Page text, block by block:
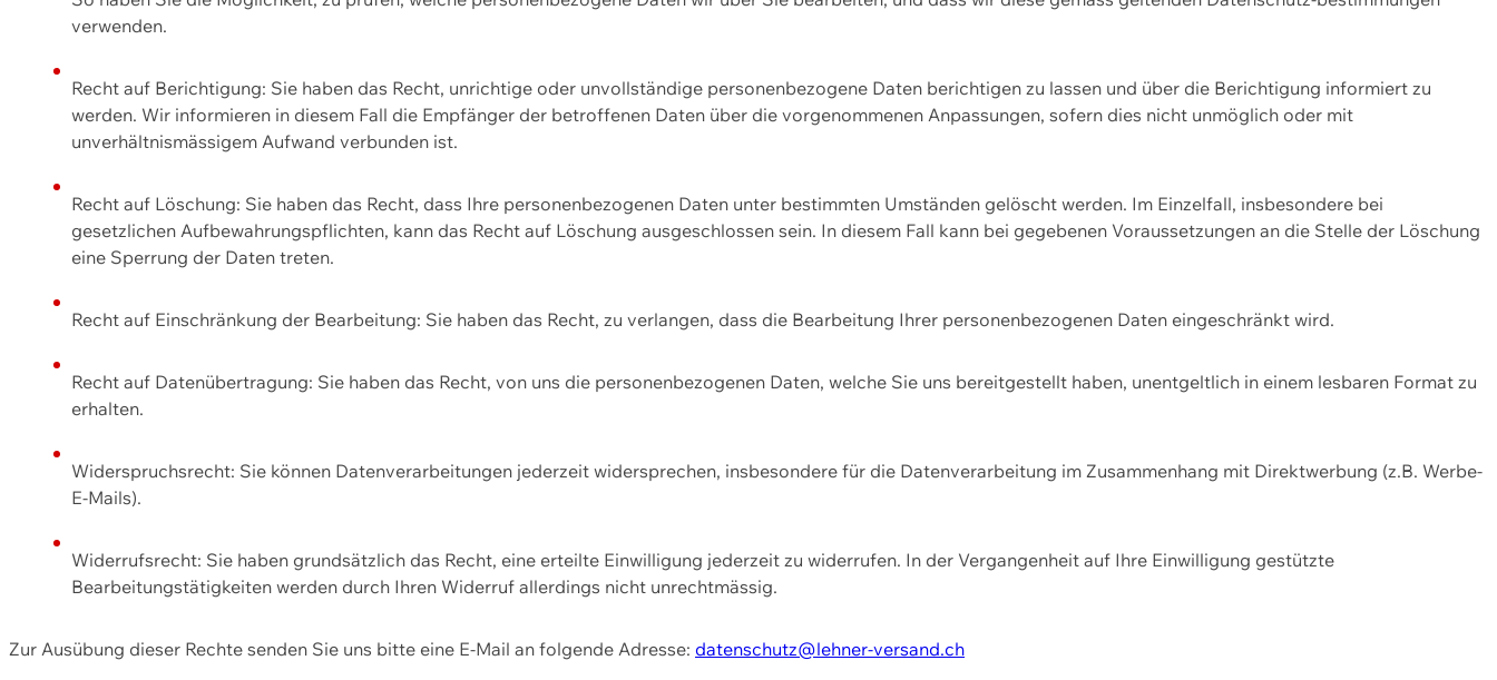
verwenden.
Recht auf Berichtigung: Sie haben das Recht, unrichtige oder unvollständige personenbezogene Daten berichtigen zu lassen und über die Berichtigung informiert zu
werden. Wir informieren in diesem Fall die Empfänger der betroffenen Daten über die vorgenommenen Anpassungen, sofern dies nicht unmöglich oder mit
unverhältnismässigem Aufwand verbunden ist.
Recht auf Löschung: Sie haben das Recht, dass Ihre personenbezogenen Daten unter bestimmten Umständen gelöscht werden. Im Einzelfall, insbesondere bei
gesetzlichen Aufbewahrungspflichten, kann das Recht auf Löschung ausgeschlossen sein. In diesem Fall kann bei gegebenen Voraussetzungen an die Stelle der Löschung
eine Sperrung der Daten treten.
Recht auf Einschränkung der Bearbeitung: Sie haben das Recht, zu verlangen, dass die Bearbeitung Ihrer personenbezogenen Daten eingeschränkt wird.
Recht auf Datenübertragung: Sie haben das Recht, von uns die personenbezogenen Daten, welche Sie uns bereitgestellt haben, unentgeltlich in einem lesbaren Format zu
erhalten.
Widerspruchsrecht: Sie können Datenverarbeitungen jederzeit widersprechen, insbesondere für die Datenverarbeitung im Zusammenhang mit Direktwerbung (z.B. Werbe-
E-Mails).
Widerrufsrecht: Sie haben grundsätzlich das Recht, eine erteilte Einwilligung jederzeit zu widerrufen. In der Vergangenheit auf Ihre Einwilligung gestützte
Bearbeitungstätigkeiten werden durch Ihren Widerruf allerdings nicht unrechtmässig.
Zur Ausübung dieser Rechte senden Sie uns bitte eine E-Mail an folgende Adresse: datenschutz@lehner-versand.ch